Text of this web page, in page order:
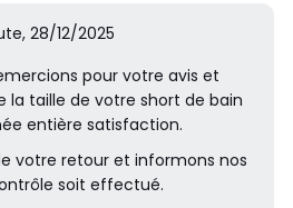
28/12/2025
pour votre avis et
la taille de votre short de bain
entière satisfaction.
votre retour et informons nos
soit effectué.